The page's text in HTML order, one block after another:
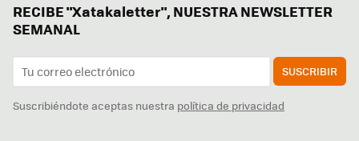
RECIBE "Xatakaletter", NUESTRA NEWSLETTER
SEMANAL
SUSCRIBIR
Suscribiéndote aceptas nuestra política de privacidad